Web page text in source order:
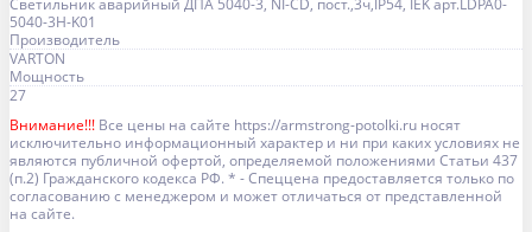
Светильник аварийный ДПА 5040-3, NI-CD, пост.,3ч,IP54, IEK арт.LDPA0-
5040-3H-K01
Производитель
VARTON
Мощность
27
Внимание!!! Все цены на сайте https://armstrong-potolki.ru носят
исключительно информационный характер и ни при каких условиях не
являются публичной офертой, определяемой положениями Статьи 437
(п.2) Гражданского кодекса РФ. * - Спеццена предоставляется только по
согласованию с менеджером и может отличаться от представленной
на сайте.